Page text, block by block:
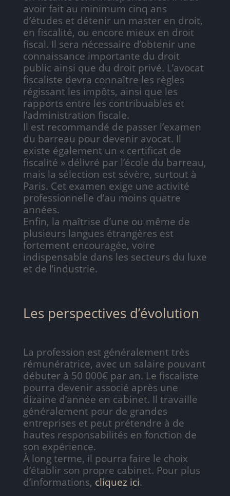
avoir fait au minimum cinq ans
d’études et détenir un master en droit,
en fiscalité, ou encore mieux en droit
fiscal. Il sera nécessaire d’obtenir une
connaissance importante du droit
public ainsi que du droit privé. L’avocat
fiscaliste devra connaître les règles
régissant les impôts, ainsi que les
rapports entre les contribuables et
l’administration fiscale.
Il est recommandé de passer l’examen
du barreau pour devenir avocat. Il
existe également un « certificat de
fiscalité » délivré par l’école du barreau,
mais la sélection est sévère, surtout à
Paris. Cet examen exige une activité
professionnelle d’au moins quatre
années.
Enfin, la maîtrise d’une ou même de
plusieurs langues étrangères est
fortement encouragée, voire
indispensable dans les secteurs du luxe
et de l’industrie.
Les perspectives d’évolution
La profession est généralement très
rémunératrice, avec un salaire pouvant
débuter à 50 000€ par an. Le fiscaliste
pourra devenir associé après une
dizaine d’année en cabinet. Il travaille
généralement pour de grandes
entreprises et peut prétendre à de
hautes responsabilités en fonction de
son expérience.
À long terme, il pourra faire le choix
d’établir son propre cabinet. Pour plus
d’informations, cliquez ici.